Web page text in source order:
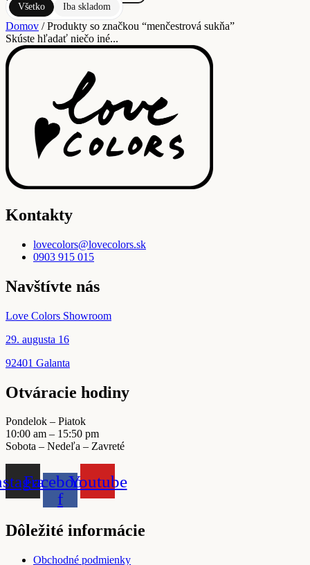
Všetko Iba skladom
Domov / Produkty so značkou “menčestrová sukňa”
Skúste hľadať niečo iné...
Kontakty
lovecolors@lovecolors.sk
0903 915 015
Navštívte nás
Love Colors Showroom
29. augusta 16
92401 Galanta
Otváracie hodiny
Pondelok – Piatok
10:00 am – 15:50 pm
Sobota – Nedeľa – Zavreté
Facebook-
f
Youtube
Dôležité informácie
Obchodné podmienky